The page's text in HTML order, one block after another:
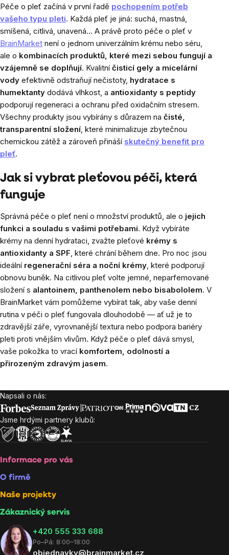
Péče o pleť začíná v první řadě pochopením potřeb
vašeho typu pleti. Každá pleť je jiná: suchá, mastná,
smíšená, citlivá, unavená… A právě proto péče o pleť v
BrainMarket není o jednom univerzálním krému nebo séru,
ale o kombinacích produktů, které mezi sebou fungují a
vzájemně se doplňují. Kvalitní čisticí gely a micelární
vody efektivně odstraňují nečistoty, hydratace s
humektanty dodává vlhkost, a antioxidanty s peptidy
podporují regeneraci a ochranu před oxidačním stresem.
Všechny produkty jsou vybírány s důrazem na čisté,
transparentní složení , které minimalizuje zbytečnou
chemickou zátěž a zároveň přináší skutečný benefit pro
pleť.
Jak si vybrat pleťovou péči, která
funguje
Správná péče o pleť není o množství produktů, ale o jejich
funkci a souladu s vašimi potřebami. Když vybíráte
krémy na denní hydrataci, zvažte pleťové krémy s
antioxidanty a SPF , které chrání během dne. Pro noc jsou
ideální regenerační séra a noční krémy , které podporují
obnovu buněk. Na citlivou pleť volte jemné, neparfemované
složení s alantoinem, panthenolem nebo bisabololem. V
BrainMarket vám pomůžeme vybírat tak, aby vaše denní
rutina v péči o pleť fungovala dlouhodobě — ať už je to
zdravější záře, vyrovnanější textura nebo podpora bariéry
pleti proti vnějším vlivům. Když péče o pleť dává smysl,
vaše pokožka to vrací komfortem, odolností a
přirozeným zdravým jasem.
Zápatí
Napsali o nás:
Jsme hrdými partnery klubů:
Informace pro vás
O firmě
Naše projekty
Zákaznický servis
‭+420 555 333 688
Po–Pá: 8:00–18:00
objednavky@brainmarket.cz